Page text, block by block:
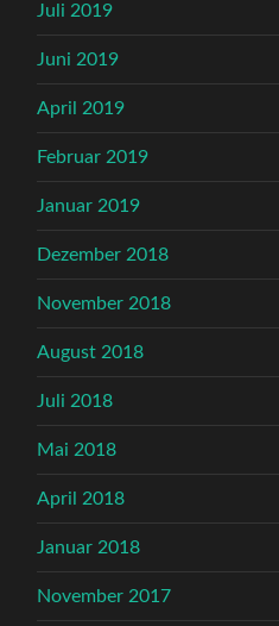
Juli 2019
Juni 2019
April 2019
Februar 2019
Januar 2019
Dezember 2018
November 2018
August 2018
Juli 2018
Mai 2018
April 2018
Januar 2018
November 2017